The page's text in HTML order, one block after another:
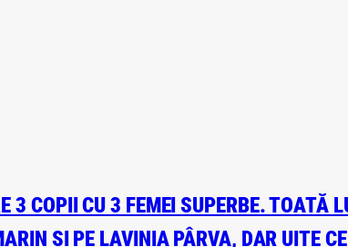
3 COPII CU 3 FEMEI SUPERBE. TOATĂ
ȘI PE LAVINIA PÂRVA, DAR UITE CE